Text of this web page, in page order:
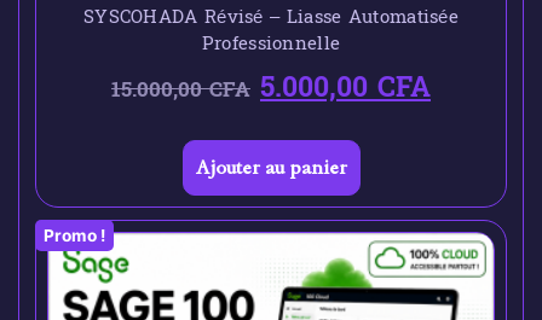
SYSCOHADA Révisé – Liasse Automatisée
Professionnelle
15.000,00CFA 5.000,00CFA
Ajouter au panier
Promo !